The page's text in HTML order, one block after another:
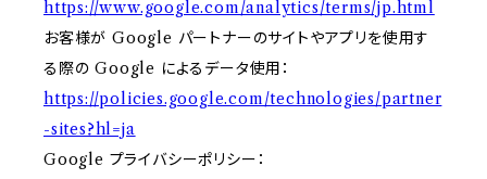
https://www.google.com/analytics/terms/jp.html
お客様が Google パートナーのサイトやアプリを使用す
る際の Google によるデータ使用：
https://policies.google.com/technologies/partner
-sites?hl=ja
Google プライバシーポリシー：